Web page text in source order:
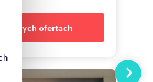
nowych ofertach